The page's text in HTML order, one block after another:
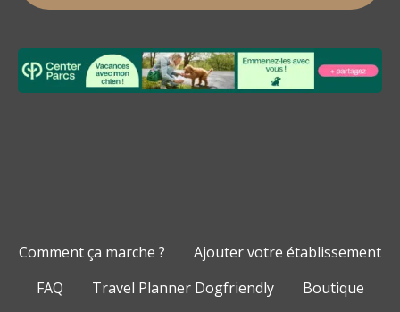
Comment ça marche ?
Ajouter votre établissement
FAQ
Travel Planner Dogfriendly Boutique